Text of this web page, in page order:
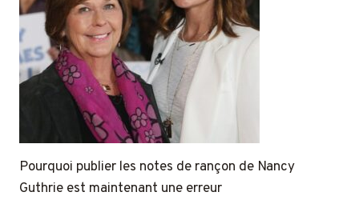
Pourquoi publier les notes de rançon de Nancy
Guthrie est maintenant une erreur